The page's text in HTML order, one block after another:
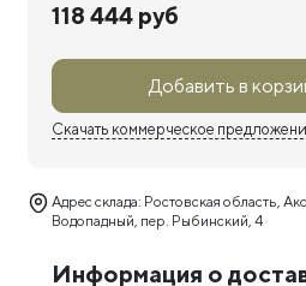
118 444 руб
Добавить в
Скачать коммерческое
Адрес склада: Ростовская область,
Водопадный, пер. Рыбинский, 4
Информация о